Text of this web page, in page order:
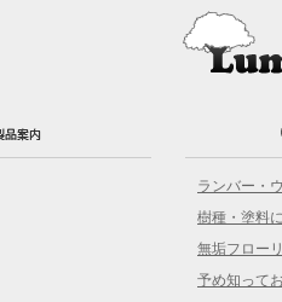
ランバー・
樹種・塗料
無垢フロー
予め知って